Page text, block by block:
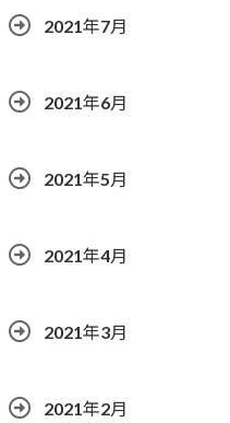
2021年7月
2021年6月
2021年5月
2021年4月
2021年3月
2021年2月